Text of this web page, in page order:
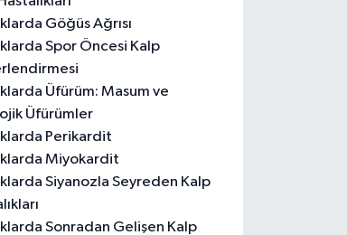
Göğüs Ağrısı
Spor Öncesi Kalp
Üfürüm: Masum ve
Üfürümler
Perikardit
Miyokardit
Siyanozla Seyreden Kalp
Sonradan Gelişen Kalp